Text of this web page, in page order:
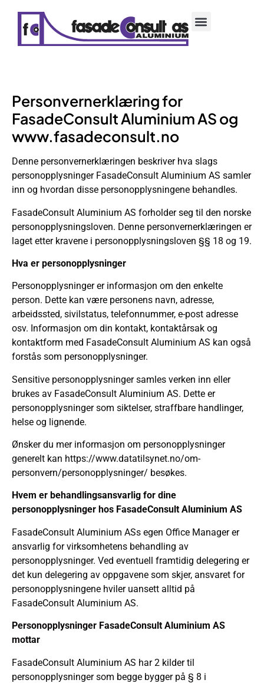
Personvernerklæring for
FasadeConsult Aluminium AS og
www.fasadeconsult.no
Denne personvernerklæringen beskriver hva slags
personopplysninger FasadeConsult Aluminium AS samler
inn og hvordan disse personopplysningene behandles.
FasadeConsult Aluminium AS forholder seg til den norske
personopplysningsloven. Denne personvernerklæringen er
laget etter kravene i personopplysningsloven §§ 18 og 19.
Hva er personopplysninger
Personopplysninger er informasjon om den enkelte
person. Dette kan være personens navn, adresse,
arbeidssted, sivilstatus, telefonnummer, e-post adresse
osv. Informasjon om din kontakt, kontaktårsak og
kontaktform med FasadeConsult Aluminium AS kan også
forstås som personopplysninger.
Sensitive personopplysninger samles verken inn eller
brukes av FasadeConsult Aluminium AS. Dette er
personopplysninger som siktelser, straffbare handlinger,
helse og lignende.
Ønsker du mer informasjon om personopplysninger
generelt kan https://www.datatilsynet.no/om-
personvern/personopplysninger/ besøkes.
Hvem er behandlingsansvarlig for dine
personopplysninger hos FasadeConsult Aluminium AS
FasadeConsult Aluminium ASs egen Office Manager er
ansvarlig for virksomhetens behandling av
personopplysninger. Ved eventuell framtidig delegering er
det kun delegering av oppgavene som skjer, ansvaret for
personopplysningene hviler uansett alltid på
FasadeConsult Aluminium AS.
Personopplysninger FasadeConsult Aluminium AS
mottar
FasadeConsult Aluminium AS har 2 kilder til
personopplysninger som begge bygger på § 8 i